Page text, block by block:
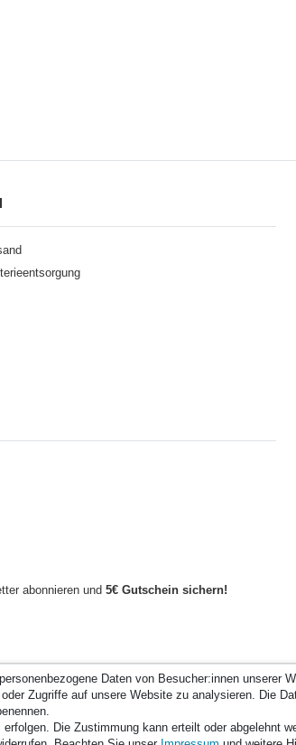
abonnieren und5€ Gutschein sichern!
| Bewertungsgrundlage des Anbieters: 3 Verkaufs-
Daten von Besucher:innen unserer
Zugriffe auf unsere Website zu analysieren. Die
Die Zustimmung kann erteilt oder abgelehnt